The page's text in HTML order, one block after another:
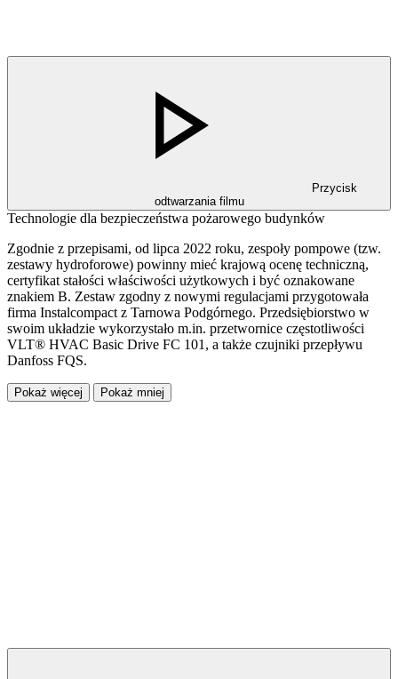
Przycisk
odtwarzania filmu
Technologie dla bezpieczeństwa pożarowego budynków
Zgodnie z przepisami, od lipca 2022 roku, zespoły pompowe (tzw.
zestawy hydroforowe) powinny mieć krajową ocenę techniczną,
certyfikat stałości właściwości użytkowych i być oznakowane
znakiem B. Zestaw zgodny z nowymi regulacjami przygotowała
firma Instalcompact z Tarnowa Podgórnego. Przedsiębiorstwo w
swoim układzie wykorzystało m.in. przetwornice częstotliwości
VLT® HVAC Basic Drive FC 101, a także czujniki przepływu
Danfoss FQS.
Pokaż więcej Pokaż mniej